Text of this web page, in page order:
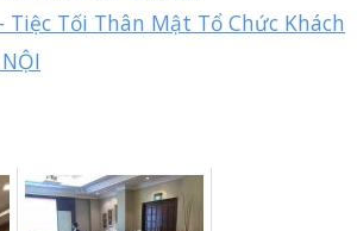
Tiệc Tối Thân Mật Tổ Chức Khách